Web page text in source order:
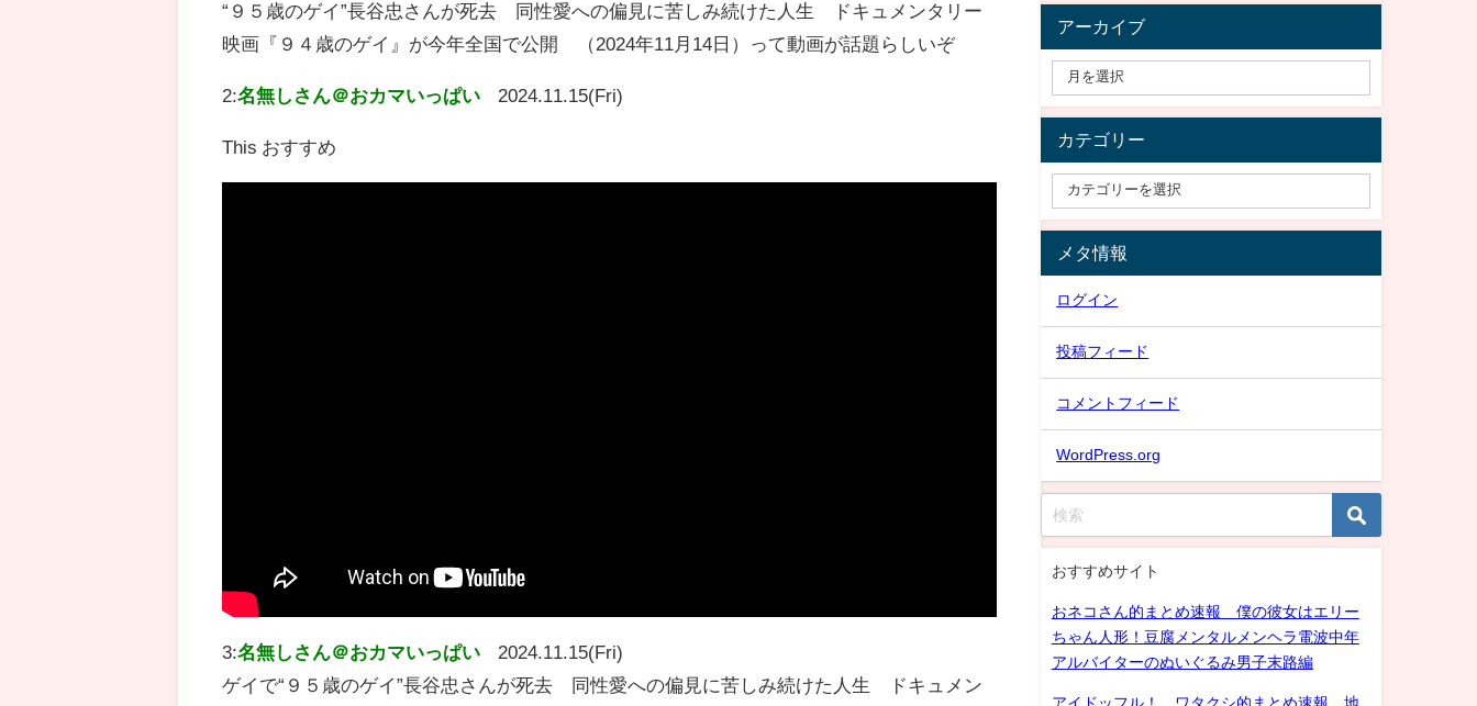
“９５歳のゲイ”長谷忠さんが死去 同性愛への偏見に苦しみ続けた人生 ドキュメンタリー
映画『９４歳のゲイ』が今年全国で公開 （2024年11月14日）って動画が話題らしいぞ
2:名無しさん＠おカマいっぱい 2024.11.15(Fri)
This おすすめ
3:名無しさん＠おカマいっぱい
2024.11.15(Fri)
ゲイで“９５歳のゲイ”長谷忠さんが死去 同性愛への偏見に苦しみ続けた人生 ドキュメン
アーカイブ
カテゴリー
メタ情報
ログイン
投稿フィード
コメントフィード
WordPress.org
おすすめサイト
おネコさん的まとめ速報 僕の彼女はエリー
ちゃん人形！豆腐メンタルメンヘラ電波中年
アルバイターのぬいぐるみ男子末路編